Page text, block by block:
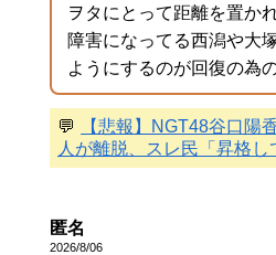
ヲタにとって距離を置か
障害になってる西潟や大
ようにするのが回復の為
💬
【悲報】NGT48谷口
人が離脱、スレ民「昇格し
匿名
2026/8/06